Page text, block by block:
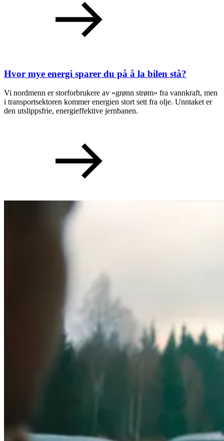
Hvor mye energi sparer du på å la bilen stå?
Vi nordmenn er storforbrukere av «grønn strøm» fra vannkraft, men
i transportsektoren kommer energien stort sett fra olje. Unntaket er
den utslippsfrie, energieffektive jernbanen.